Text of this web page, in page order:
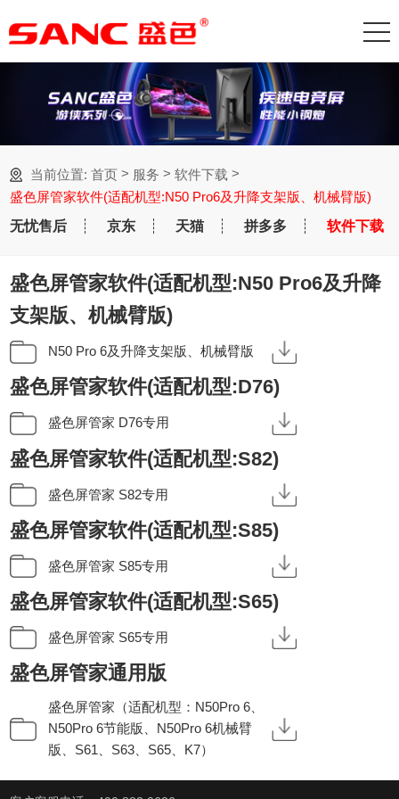
当前位置: 首页 > 服务 >软件下载 >
盛色屏管家软件(适配机型:N50 Pro6及升降支架版、机械臂版)
无忧售后
京东 天猫 拼多多 软件下载
盛色屏管家软件(适配机型:N50 Pro6及升降
支架版、机械臂版)
N50 Pro 6及升降支架版、机械臂版
盛色屏管家软件(适配机型:D76)
盛色屏管家 D76专用
盛色屏管家软件(适配机型:S82)
盛色屏管家 S82专用
盛色屏管家软件(适配机型:S85)
盛色屏管家 S85专用
盛色屏管家软件(适配机型:S65)
盛色屏管家 S65专用
盛色屏管家通用版
盛色屏管家（适配机型：N50Pro 6、
N50Pro 6节能版、N50Pro 6机械臂
版、S61、S63、S65、K7）